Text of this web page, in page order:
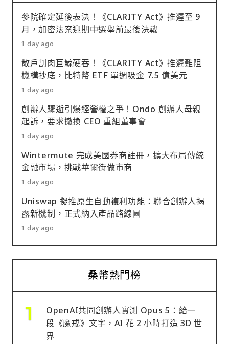
參院確定延後表決！《CLARITY Act》推遲至 9
月，加密法案迎期中選舉前最後決戰
1 day ago
散戶割肉巨鯨硬吞！《CLARITY Act》推遲難阻
機構抄底，比特幣 ETF 單週吸金 7.5 億美元
1 day ago
創辦人驟逝引爆經營權之爭！Ondo 創辦人母親
起訴，要求撤換 CEO 重組董事會
1 day ago
Wintermute 完成美國券商註冊，擴大布局傳統
金融市場，挑戰華爾街做市商
1 day ago
Uniswap 擬推原生自動複利功能：聯合創辦人揭
露新機制，正式納入產品路線圖
1 day ago
桑幣熱門榜
OpenAI共同創辦人實測 Opus 5：給一
段《魔戒》文字，AI 花 2 小時打造 3D 世
界